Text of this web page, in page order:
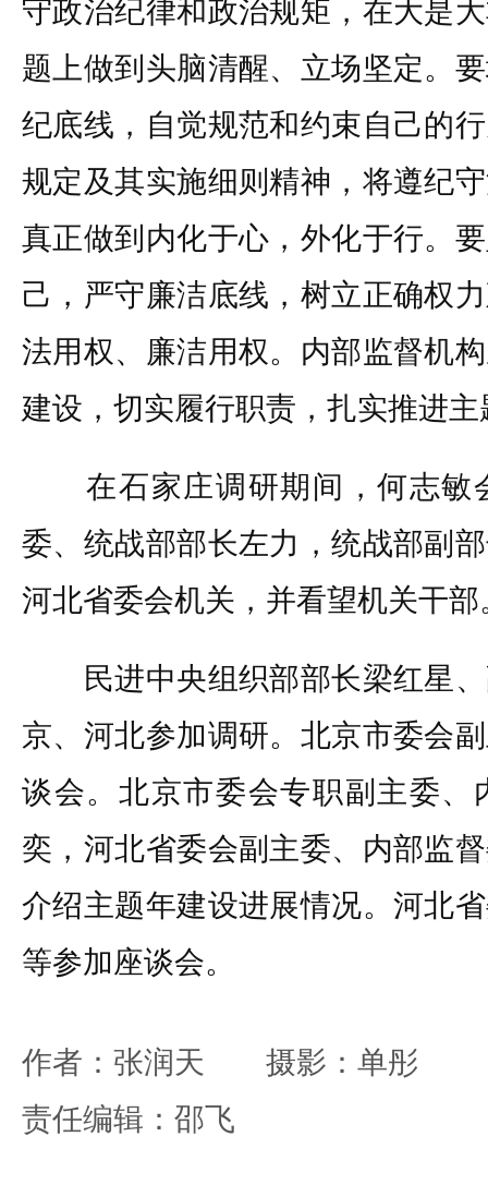
守政治纪律和政治规矩，在大是
题上做到头脑清醒、立场坚定。
纪底线，自觉规范和约束自己的
规定及其实施细则精神，将遵纪
真正做到内化于心，外化于行。
己，严守廉洁底线，树立正确权
法用权、廉洁用权。内部监督机
建设，切实履行职责，扎实推进
在石家庄调研期间，何志敏
委、统战部部长左力，统战部副
河北省委会机关，并看望机关干部
民进中央组织部部长梁红星、
京、河北参加调研。北京市委会
谈会。北京市委会专职副主委、
奕，河北省委会副主委、内部监
介绍主题年建设进展情况。河北
等参加座谈会。
作者：张润天 摄影：单彤
责任编辑：邵飞